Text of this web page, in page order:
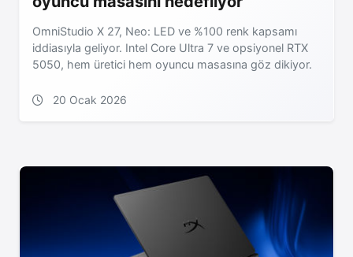
OmniStudio X 27, Neo: LED ve %100 renk kapsamı
iddiasıyla geliyor. Intel Core Ultra 7 ve opsiyonel RTX
5050, hem üretici hem oyuncu masasına göz dikiyor.
20 Ocak 2026